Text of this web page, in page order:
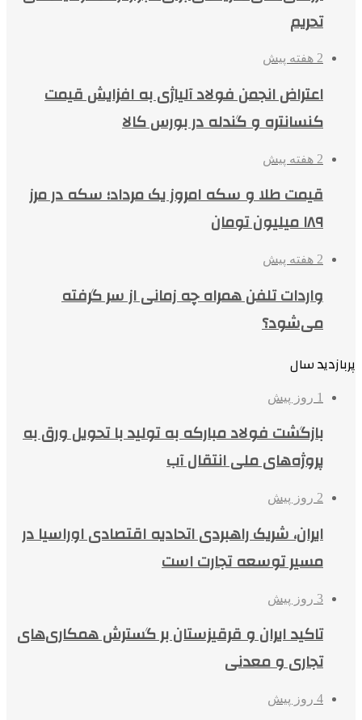
تحریم
2 هفته پیش
اعتراض انجمن فولاد آلیاژی به افزایش قیمت
کنسانتره و گندله در بورس کالا
2 هفته پیش
قیمت طلا و سکه امروز یک مرداد؛ سکه در مرز
۱۸۹ میلیون تومان
2 هفته پیش
واردات تلفن همراه چه زمانی از سر گرفته
می‌شود؟
پربازدید سال
1 روز پیش
بازگشت فولاد مبارکه به تولید با تحویل ورق به
پروژه‌های ملی انتقال آب
2 روز پیش
ایران، شریک راهبردی اتحادیه اقتصادی اوراسیا در
مسیر توسعه تجارت است
3 روز پیش
تاکید ایران و قرقیزستان بر گسترش همکاری‌های
تجاری و معدنی
4 روز پیش